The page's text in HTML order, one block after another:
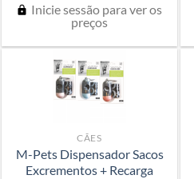
Inicie sessão para ver os
preços
CÃES
M-Pets Dispensador Sacos
Excrementos + Recarga